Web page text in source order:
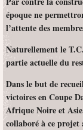
époque ne
l’attente des
Naturellement le
partie actuelle du
Dans le but de
victoires en Coupe
Afrique Noire et
collaboré à ce